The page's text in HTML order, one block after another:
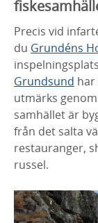
Precis vid
du Grundéns
Grundsund har
utmärks
samhället är
från det salta
restauranger,
russel.